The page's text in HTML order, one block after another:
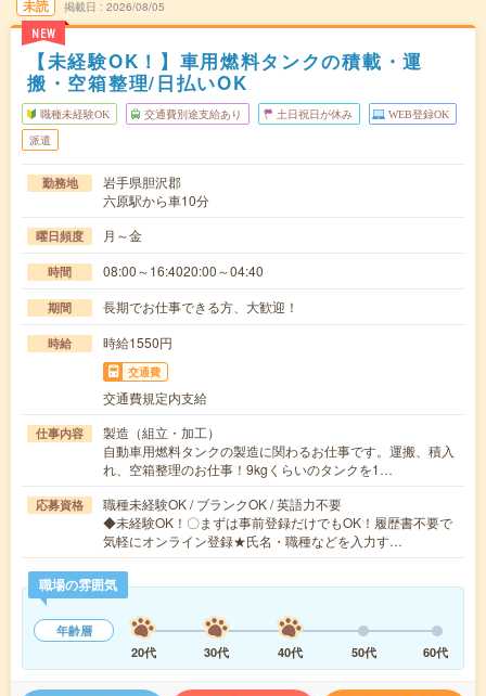
未読
NEW
掲載日 2026/08/05
【未経験OK！】車用燃料タンクの積載・運
搬・空箱整理/日払いOK
職種未経験OK 交通費別途支給あり 土日祝日が休み WEB登録OK
派遣
勤務地
岩手県胆沢郡
六原駅から車10分
曜日頻度 月～金
時間 08:00～16:4020:00～04:40
期間 長期でお仕事できる方、大歓迎！
時給 時給1550円
交通費
交通費規定内支給
仕事内容
製造（組立・加工）
自動車用燃料タンクの製造に関わるお仕事です。運搬、積入
れ、空箱整理のお仕事！9kgくらいのタンクを1…
応募資格
職種未経験OK / ブランクOK / 英語力不要
◆未経験OK！〇まずは事前登録だけでもOK！履歴書不要で
気軽にオンライン登録★氏名・職種などを入力す…
職場の雰囲気
年齢層
20代
30代 40代 50代 60代